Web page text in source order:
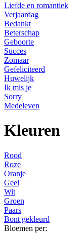
Liefde en romantiek
Verjaardag
Bedankt
Beterschap
Geboorte
Succes
Zomaar
Gefeliciteerd
Huwelijk
Ik mis je
Sorry
Medeleven
Kleuren
Rood
Roze
Oranje
Geel
Wit
Groen
Paars
Bont gekleurd
Bloemen per: